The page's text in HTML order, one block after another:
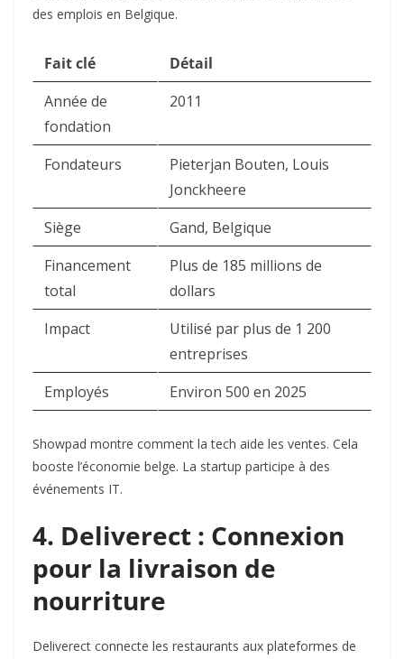
des emplois en Belgique.
Fait clé
Détail
Année de
fondation
2011
Fondateurs
Pieterjan Bouten, Louis
Jonckheere
Siège
Gand, Belgique
Financement
total
Plus de 185 millions de
dollars
Impact
Utilisé par plus de 1 200
entreprises
Employés
Environ 500 en 2025
Showpad montre comment la tech aide les ventes. Cela
booste l’économie belge. La startup participe à des
événements IT.
4. Deliverect : Connexion
pour la livraison de
nourriture
Deliverect connecte les restaurants aux plateformes de